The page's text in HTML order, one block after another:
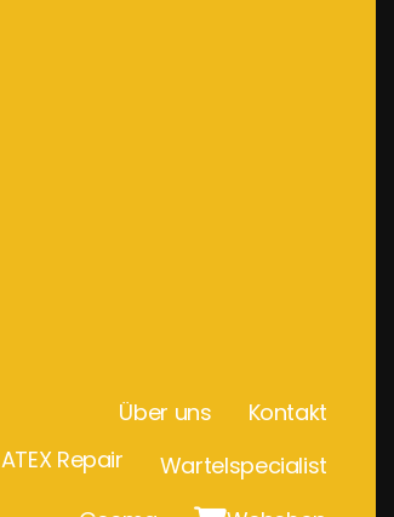
Über uns
Kontakt
ATEX Repair
Wartelspecialist